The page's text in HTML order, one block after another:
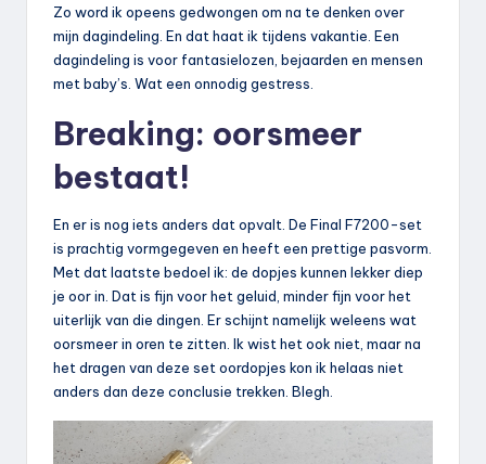
Zo word ik opeens gedwongen om na te denken over
mijn dagindeling. En dat haat ik tijdens vakantie. Een
dagindeling is voor fantasielozen, bejaarden en mensen
met baby’s. Wat een onnodig gestress.
Breaking: oorsmeer
bestaat!
En er is nog iets anders dat opvalt. De Final F7200-set
is prachtig vormgegeven en heeft een prettige pasvorm.
Met dat laatste bedoel ik: de dopjes kunnen lekker diep
je oor in. Dat is fijn voor het geluid, minder fijn voor het
uiterlijk van die dingen. Er schijnt namelijk weleens wat
oorsmeer in oren te zitten. Ik wist het ook niet, maar na
het dragen van deze set oordopjes kon ik helaas niet
anders dan deze conclusie trekken. Blegh.